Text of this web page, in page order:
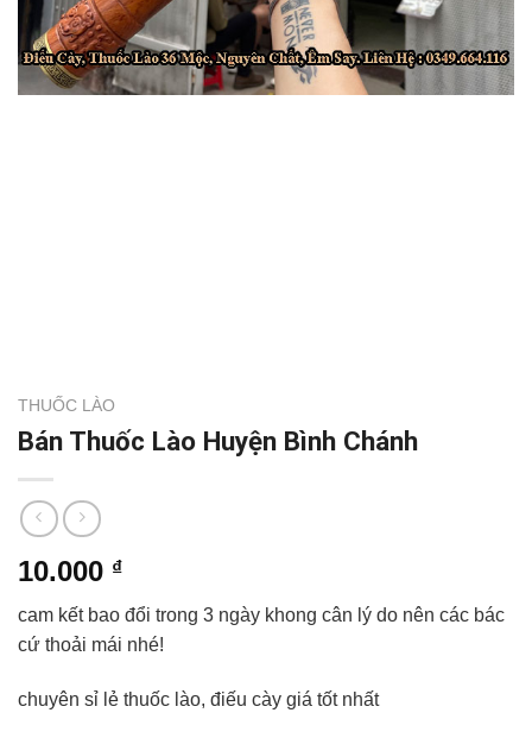
THUỐC LÀO
Bán Thuốc Lào Huyện Bình Chánh
10.000 ₫
cam kết bao đổi trong 3 ngày khong cân lý do nên các bác
cứ thoải mái nhé!
chuyên sỉ lẻ thuốc lào, điếu cày giá tốt nhất